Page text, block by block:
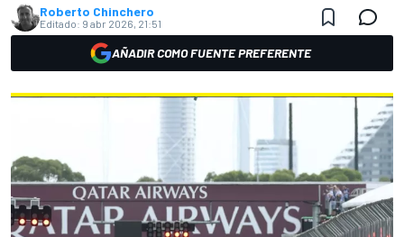
Roberto Chinchero
Editado: 9 abr 2026, 21:51
AÑADIR COMO FUENTE PREFERENTE